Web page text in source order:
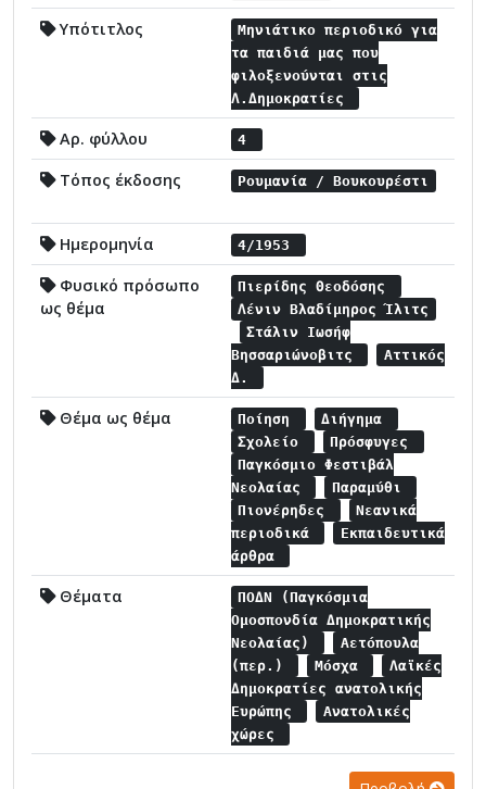
Υπότιτλος
Μηνιάτικο περιοδικό για
τα παιδιά μας που
φιλοξενούνται στις
Λ.Δημοκρατίες
Αρ. φύλλου 4
Τόπος έκδοσης Ρουμανία / Βουκουρέστι
Ημερομηνία 4/1953
Φυσικό πρόσωπο
ως θέμα
Πιερίδης Θεοδόσης
Λένιν Βλαδίμηρος Ίλιτς
Στάλιν Ιωσήφ
Βησσαριώνοβιτς
Αττικός
Δ.
Θέμα ως θέμα Ποίηση
Διήγημα
Σχολείο
Πρόσφυγες
Παγκόσμιο Φεστιβάλ
Νεολαίας
Παραμύθι
Πιονέρηδες
Νεανικά
περιοδικά
Εκπαιδευτικά
άρθρα
Θέματα
ΠΟΔΝ (Παγκόσμια
Ομοσπονδία Δημοκρατικής
Νεολαίας)
Αετόπουλα
(περ.)
Μόσχα
Λαϊκές
Δημοκρατίες ανατολικής
Ευρώπης
Ανατολικές
χώρες